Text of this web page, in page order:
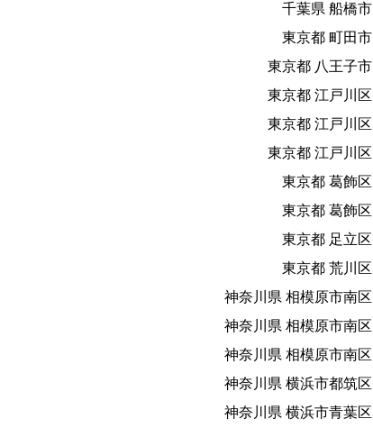
千葉県 船橋市
東京都 町田市
東京都 八王子市
東京都 江戸川区
東京都 江戸川区
東京都 江戸川区
東京都 葛飾区
東京都 葛飾区
東京都 足立区
東京都 荒川区
神奈川県 相模原市南区
神奈川県 相模原市南区
神奈川県 相模原市南区
神奈川県 横浜市都筑区
神奈川県 横浜市青葉区